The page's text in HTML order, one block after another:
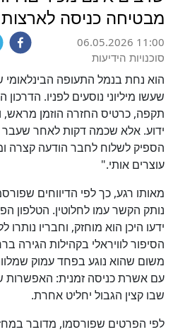
מבטיחה כניסה
06.05.2026 11:00
סוכנויות הידיעות
הוא נחת בנמל התעופה הבינלאומי
שעשו מיליוני נוסעים לפניו. הדרכון
תקפה, כרטיס החזרה הוזמן מראש,
ידוע. אלא שכמה דקות לאחר שעבר
הספיק לשלוח לחבר הודעה קצרה
עוצרים אותי."
מאותו רגע, כך לפי הדיווחים
נותק הקשר עמו לחלוטין. הטלפון
ידעו היכן הוא מוחזק, וחבריו
הסיפור לוויראלי בקהילות הגירה
משום שהוא נוגע בפחד עמוק
עם אשרת כניסה זמנית: האפשרות
שבו קצין הגבול יחליט אחרת.